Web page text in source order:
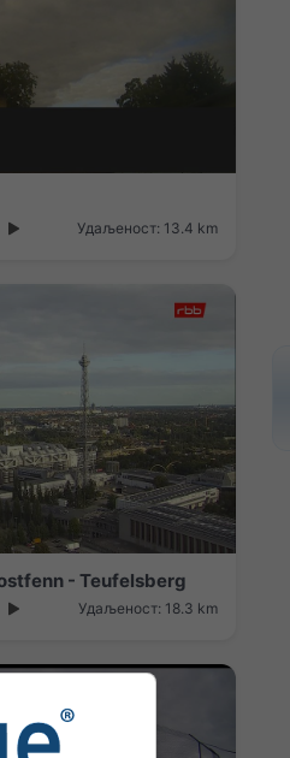
Удаљеност: 13.4 km
- Teufelsberg
Удаљеност: 18.3 km